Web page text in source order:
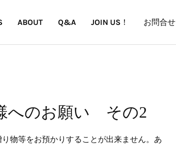
ABOUT Q&A JOIN US！ お問合せ
へのお願い その2
物等をお預かりすることが出来ません。あ